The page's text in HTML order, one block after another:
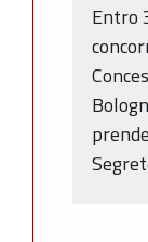
Entro